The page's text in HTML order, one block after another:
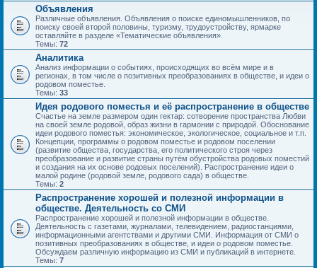
Объявления
Различные объявления. Объявления о поиске единомышленников, по
поиску своей второй половины, туризму, трудоустройству, ярмарке
оставляйте в разделе «Тематические объявления».
Темы: 72
Аналитика
Анализ информации о событиях, происходящих во всём мире и в
регионах, в том числе о позитивных преобразованиях в обществе, и идеи о
родовом поместье.
Темы: 33
Идея родового поместья и её распространение в обществе
Счастье на земле размером один гектар: сотворение пространства Любви
на своей земле родовой, образ жизни в гармонии с природой. Обоснование
идеи родового поместья: экономическое, экологическое, социальное и т.п.
Концепции, программы о родовом поместье и родовом поселении
(развитие общества, государства, его политического строя через
преобразование и развитие страны путём обустройства родовых поместий
и создания на их основе родовых поселений). Распространение идеи о
малой родине (родовой земле, родового сада) в обществе.
Темы: 2
Распространение хорошей и полезной информации в
обществе. Деятельность со СМИ
Распространение хорошей и полезной информации в обществе.
Деятельность с газетами, журналами, телевидением, радиостанциями,
информационными агентствами и другими СМИ. Информация от СМИ о
позитивных преобразованиях в обществе, и идеи о родовом поместье.
Обсуждаем различную информацию из СМИ и публикаций в интернете.
Темы: 7